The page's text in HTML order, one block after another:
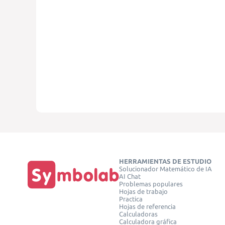
HERRAMIENTAS DE ESTUDIO
Solucionador Matemático de IA
AI Chat
Problemas populares
Hojas de trabajo
Practica
Hojas de referencia
Calculadoras
Calculadora gráfica